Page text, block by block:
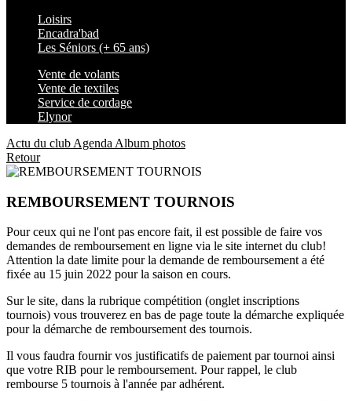
Loisirs
Encadra'bad
Les Séniors (+ 65 ans)
Vente de volants
Vente de textiles
Service de cordage
Elynor
Actu du club Agenda Album photos
Retour
REMBOURSEMENT TOURNOIS
Pour ceux qui ne l'ont pas encore fait, il est possible de faire vos
demandes de remboursement en ligne via le site internet du club!
Attention la date limite pour la demande de remboursement a été
fixée au 15 juin 2022 pour la saison en cours.
Sur le site, dans la rubrique compétition (onglet inscriptions
tournois) vous trouverez en bas de page toute la démarche expliquée
pour la démarche de remboursement des tournois.
Il vous faudra fournir vos justificatifs de paiement par tournoi ainsi
que votre RIB pour le remboursement. Pour rappel, le club
rembourse 5 tournois à l'année par adhérent.